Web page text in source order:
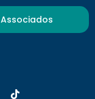
Associados